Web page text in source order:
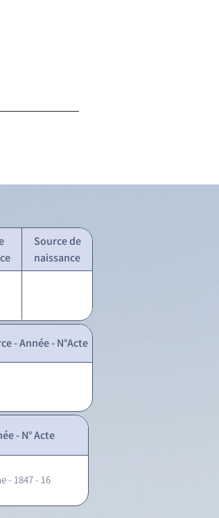
Source de
naissance
- Année - N°Acte
- N° Acte
- 1847 - 16